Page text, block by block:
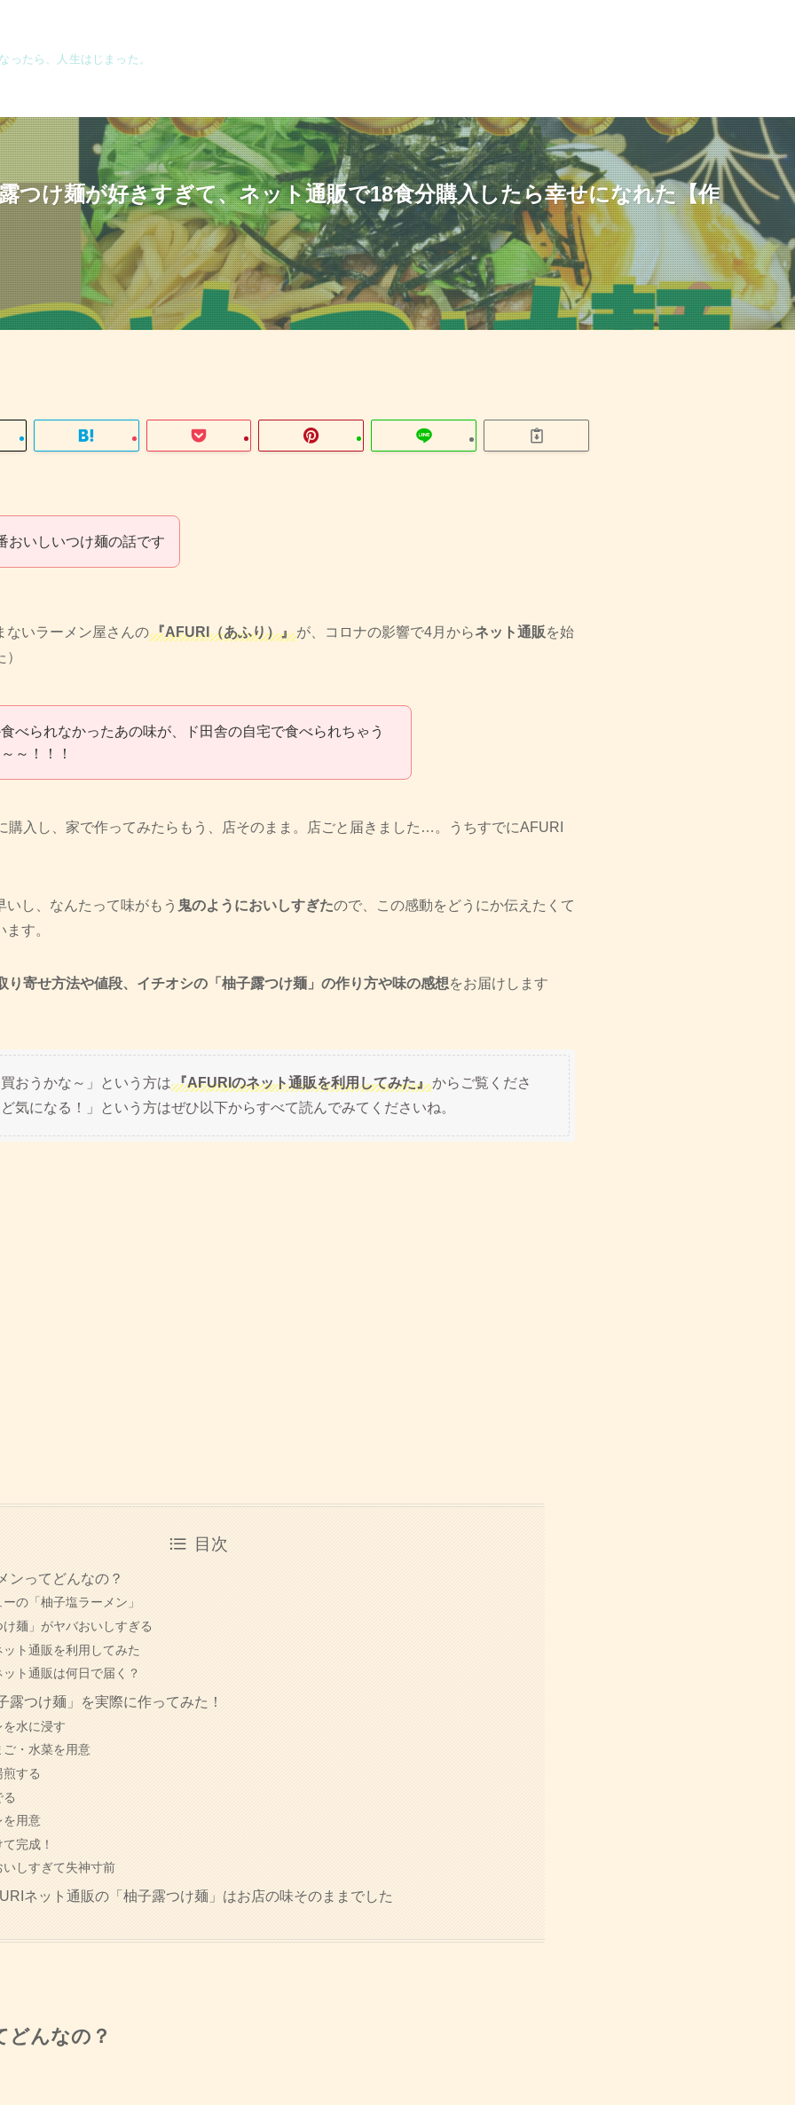
ったら、人生はじまった。
つけ麺が好きすぎて、ネット通販で18食分購入したら幸せになれた【作
おいしいつけ麺の話です
ないラーメン屋さんの『AFURI（あふり）』が、コロナの影響で4月からネット通販 を始
べられなかったあの味が、ド田舎の自宅で食べられちゃう
～！！！
購入し、家で作ってみたらもう、店そのまま。店ごと届きました…。うちすでにAFURI
し、なんたって味がもう 鬼のようにおいしすぎたので、この感動をどうにか伝えたくて
す。
り寄せ方法や値段、イチオシの「柚子露つけ麺」の作り方や味の感想をお届けします
おうかな～」という方は『AFURIのネット通販を利用してみた』からご覧くださ
気になる！」という方はぜひ以下からすべて読んでみてくださいね。
目次
ンってどんなの？
の「柚子塩ラーメン」
け麺」がヤバおいしすぎる
ト通販を利用してみた
ト通販は何日で届く？
露つけ麺」を実際に作ってみた！
水に浸す
・水菜を用意
する
用意
完成！
いしすぎて失神寸前
ネット通販の「柚子露つけ麺」はお店の味そのままでした
どんなの？